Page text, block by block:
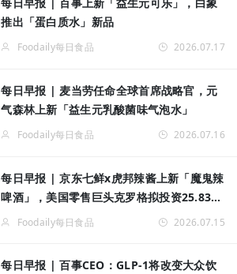
推出「蛋白质水」新品
Foodaily每日食品 2026.07.17
每日早报 | 麦当劳任命全球首席战略官，元
气森林上新「益生元乳酸菌味气泡水」
Foodaily每日食品 2026.07.16
每日早报 | 京东七鲜x虎邦辣酱上新「魔鬼辣
啤酒」，美国零售巨头克罗格拟投资25.83亿
元入华Foodaily每日食品 2026.07.15
每日早报 | 百事CEO：GLP-1将改变大众饮